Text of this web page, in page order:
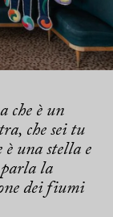
che è un
che sei tu
è una stella e
parla la
dei fiumi